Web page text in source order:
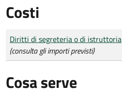
Costi
Tipo di pagamento
Importo
Diritti di segreteria o di istruttoria
(consulta gli importi previsti)
Cosa serve